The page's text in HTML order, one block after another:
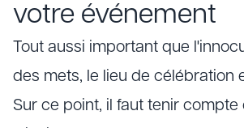
votre événement
Tout aussi important que
des mets, le lieu de célébration
Sur ce point, il faut tenir compte